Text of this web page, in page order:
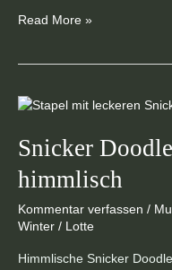
Read More »
Snicker
himmlisch
Kommentar verfassen /
Winter / Lotte
Himmlische Snicker
Snicker
Cookies
–
einfach